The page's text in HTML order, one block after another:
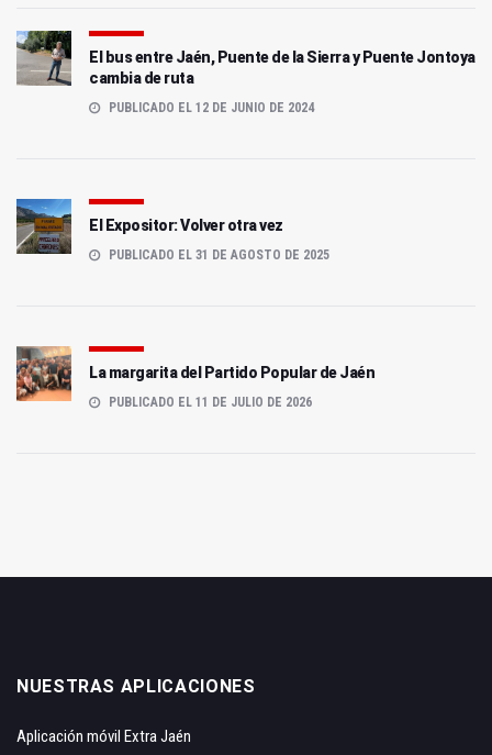
El bus entre Jaén, Puente de la Sierra y Puente Jontoya
cambia de ruta
PUBLICADO EL 12 DE JUNIO DE 2024
El Expositor: Volver otra vez
PUBLICADO EL 31 DE AGOSTO DE 2025
La margarita del Partido Popular de Jaén
PUBLICADO EL 11 DE JULIO DE 2026
NUESTRAS APLICACIONES
Aplicación móvil Extra Jaén